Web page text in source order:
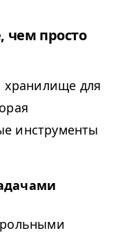
чем просто
хранилище для
инструменты